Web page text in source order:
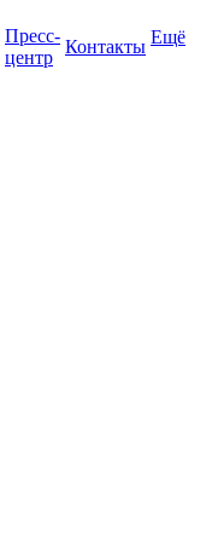
Пресс-
центр
Контакты Ещё